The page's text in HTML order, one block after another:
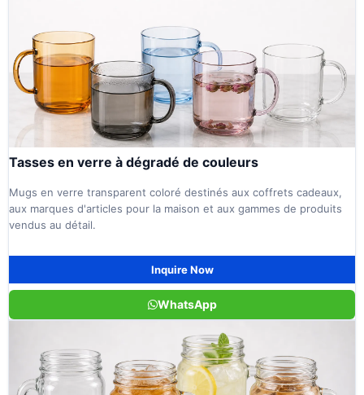
Tasses en verre à dégradé de couleurs
Mugs en verre transparent coloré destinés aux coffrets cadeaux,
aux marques d'articles pour la maison et aux gammes de produits
vendus au détail.
Inquire Now
WhatsApp